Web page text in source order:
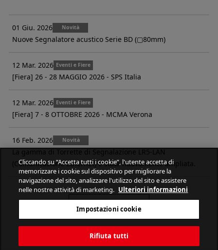
01 Giu. 2026 Novità
Nuove Segnalatore acustico Serie BD (▢80mm)
12 Mar. 2026 Eventi e Fiere
[Fiera] 26 - 28 MAGGIO 2026 - SPS Italia
12 Mar. 2026 Eventi e Fiere
[Fiera] 7 - 8 OTTOBRE 2026 - MCMA Verona
16 Feb. 2026 Novità
La gamma di Torrette di Segnalazione LR5-LAN
(Comunicazione Ethernet) è stata nuovamente ampliata.
Cliccando su “Accetta tutti i cookie”, l'utente accetta di
memorizzare i cookie sul dispositivo per migliorare la
navigazione del sito, analizzare l'utilizzo del sito e assistere
nelle nostre attività di marketing. Ulteriori informazioni
Impostazioni cookie
Rifiuta tutti